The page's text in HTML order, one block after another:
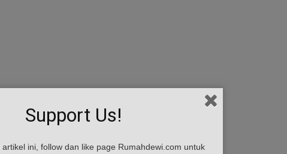
Support Us!
ini, follow dan like page Rumahdewi.com untuk